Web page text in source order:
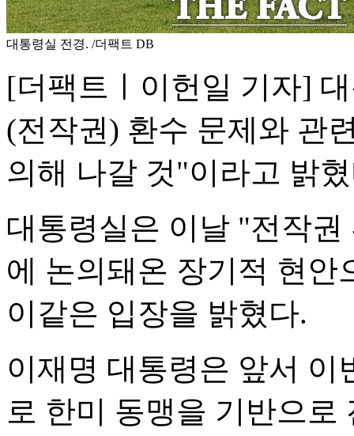
대통령실 전경. /더팩트 DB
[더팩트ㅣ이헌일 기자]
(전작권) 환수 문제와 관
의해 나갈 것"이라고 밝
대통령실은 이날 "전작
에 논의돼온 장기적 현
이같은 입장을 밝혔다.
이재명 대통령은 앞서 이
로 한미 동맹을 기반으로